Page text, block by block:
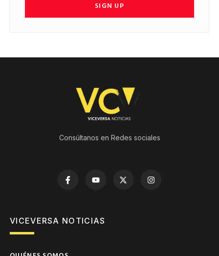
SIGN UP
Consúltanos en Redes sociales
VICEVERSA NOTICIAS